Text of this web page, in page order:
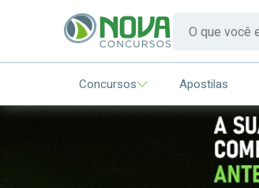
Concursos Apostilas